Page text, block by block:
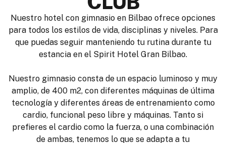
Nuestro hotel con gimnasio en Bilbao ofrece opciones
para todos los estilos de vida, disciplinas y niveles. Para
que puedas seguir manteniendo tu rutina durante tu
estancia en el Spirit Hotel Gran Bilbao.
Nuestro gimnasio consta de un espacio luminoso y muy
amplio, de 400 m2, con diferentes máquinas de última
tecnología y diferentes áreas de entrenamiento como
cardio, funcional peso libre y máquinas. Tanto si
prefieres el cardio como la fuerza, o una combinación
de ambas, tenemos lo que se adapta a tu